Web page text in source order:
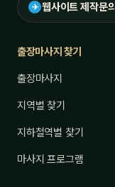
✈ 웹사이트 제작문의
출장마사지 찾기
출장마사지
지역별 찾기
지하철역별 찾기
마사지 프로그램